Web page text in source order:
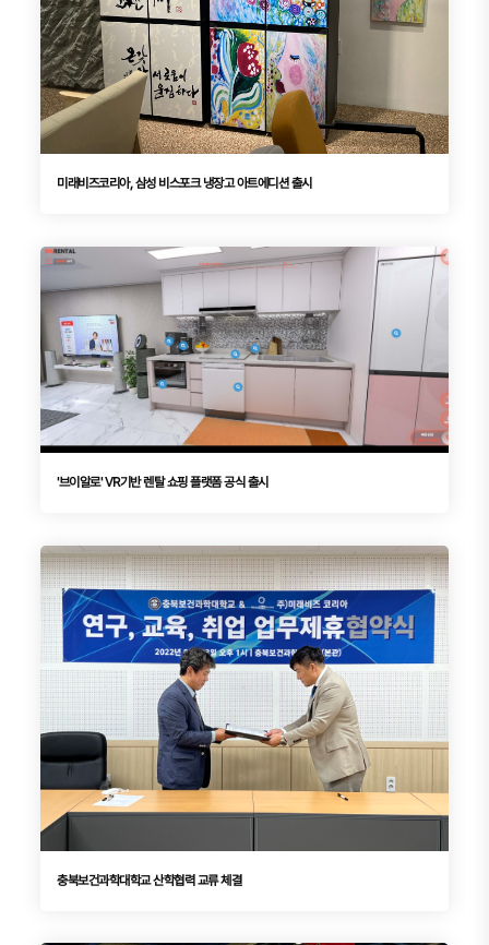
미래비즈코리아, 삼성 비스포크 냉장고 아트에디션 출시
'브이알로' VR기반 렌탈 쇼핑 플랫폼 공식 출시
충북보건과학대학교 산학협력 교류 체결